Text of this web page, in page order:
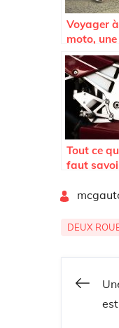
Voyager à
moto,
essayer
Tout ce
faut
DEUX